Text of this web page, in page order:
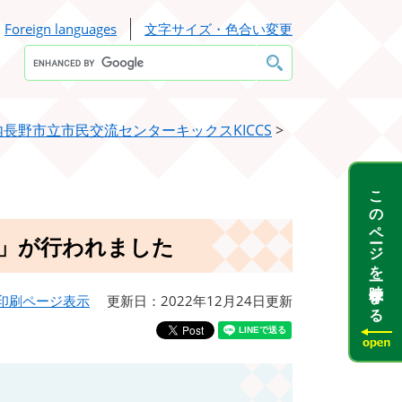
Foreign languages
文字サイズ・色合い変更
Google
カ
ス
索
野市立市民交流センターキックスKICCS >
が行われました
刷ページ表示 更新日：2022年12月24日更新 このページを一時保存する